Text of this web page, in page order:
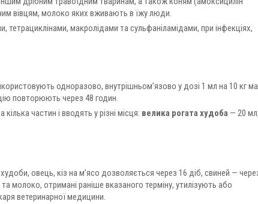
вівцям, молоко яких вживають в їжу люди.
макролідами та сульфаніламідами, при інфекціях,
одноразово, внутрішньом’язово у дозі 1 мл на 10 кг
повторюють через 48 годин.
частин і вводять у різні місця: велика рогата худоба — 20 мл,
овець, кіз на м’ясо дозволяється через 16 діб, свиней —
отримані раніше вказаного терміну, утилізують або
ветеринарної медицини.